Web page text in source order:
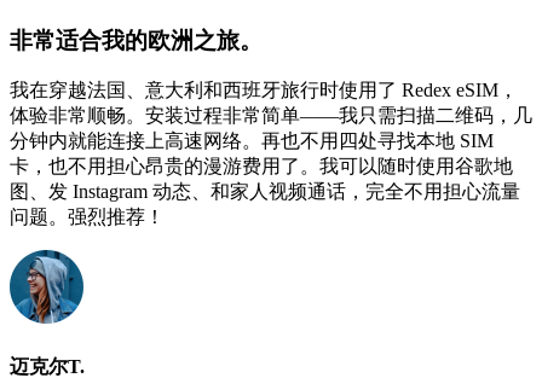
非常适合我的欧洲之旅。
我在穿越法国、意大利和西班牙旅行时使用了 Redex eSIM，
体验非常顺畅。安装过程非常简单——我只需扫描二维码，几
分钟内就能连接上高速网络。再也不用四处寻找本地 SIM
卡，也不用担心昂贵的漫游费用了。我可以随时使用谷歌地
图、发 Instagram 动态、和家人视频通话，完全不用担心流量
问题。强烈推荐！
迈克尔T.